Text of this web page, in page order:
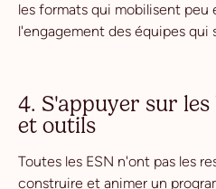
les formats qui mobilisent
l'engagement des équipes qui
4. S'appuyer sur
et outils
Toutes les ESN n'ont pas les
construire et animer un